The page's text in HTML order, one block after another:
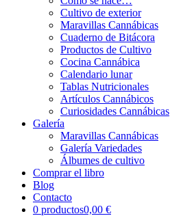
Cultivo de exterior
Maravillas Cannábicas
Cuaderno de Bitácora
Productos de Cultivo
Cocina Cannábica
Calendario lunar
Tablas Nutricionales
Artículos Cannábicos
Curiosidades Cannábicas
Galería
Maravillas Cannábicas
Galería Variedades
Álbumes de cultivo
Comprar el libro
Blog
Contacto
0 productos0,00 €